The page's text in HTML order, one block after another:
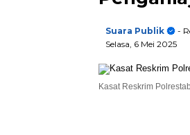
Suara Publik
-
Selasa, 6 Mei 2025
Kasat Reskrim